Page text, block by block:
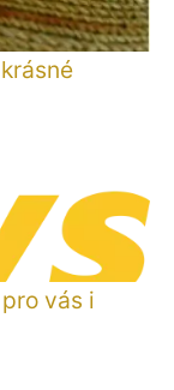
vás i